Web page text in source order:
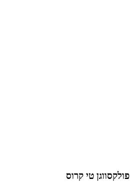
פולקסווגן טי קרוס